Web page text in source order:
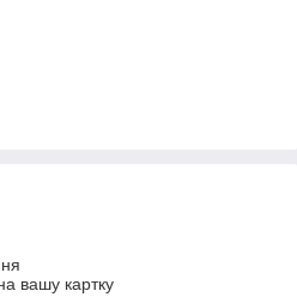
вашу картку